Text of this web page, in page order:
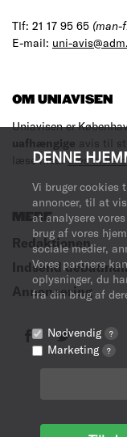
DENNE
Vi bruger cookies
annoncer, til at
at analysere
brug af vores
sociale medier,
Vores partnere
oplysninger, du
fra din brug af
Nødvendig ?
Marketing ?
Tlf: 21 17 95 65 (man-
E-mail: uni-
OM UNIAVISEN
Uniavisen er
uafhængige avis til
læse med.Læs mere
MERE
Redaktionen
Indsend
Annoncering